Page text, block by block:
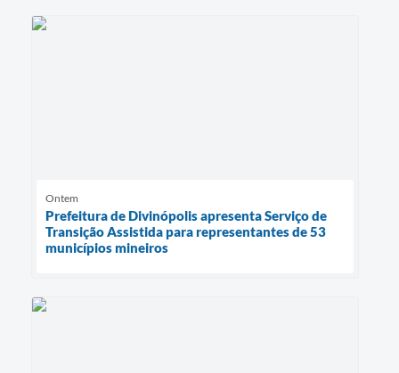
Ontem
Prefeitura de Divinópolis apresenta Serviço de
Transição Assistida para representantes de 53
municípios mineiros